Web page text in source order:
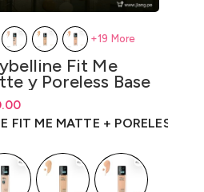
Fit Me
y Poreless Base
30ml.
de precios: desde
hastaS/50.00
FIT ME MATTE + PORELESS
+19 More